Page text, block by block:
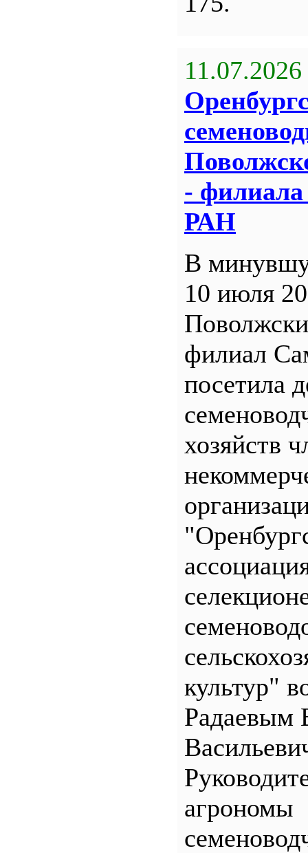
11.07.2026
-
РАН
В
10 июля
филиал
посетила
хозяйств
культур"
Радаевым
агрономы